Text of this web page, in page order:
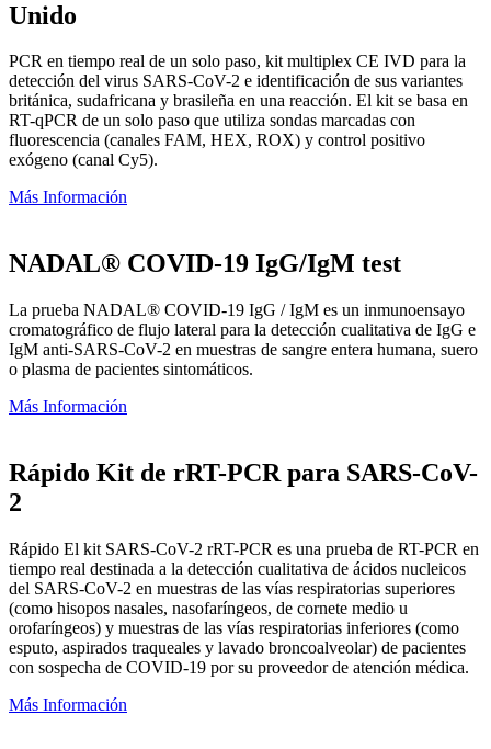
Unido
PCR en tiempo real de un solo paso, kit multiplex CE IVD para la
detección del virus SARS-CoV-2 e identificación de sus variantes
británica, sudafricana y brasileña en una reacción. El kit se basa en
RT-qPCR de un solo paso que utiliza sondas marcadas con
fluorescencia (canales FAM, HEX, ROX) y control positivo
exógeno (canal Cy5).
Más Información
NADAL® COVID-19 IgG/IgM test
La prueba NADAL® COVID-19 IgG / IgM es un inmunoensayo
cromatográfico de flujo lateral para la detección cualitativa de IgG e
IgM anti-SARS-CoV-2 en muestras de sangre entera humana, suero
o plasma de pacientes sintomáticos.
Más Información
Rápido Kit de rRT-PCR para SARS-CoV-
2
Rápido El kit SARS-CoV-2 rRT-PCR es una prueba de RT-PCR en
tiempo real destinada a la detección cualitativa de ácidos nucleicos
del SARS-CoV-2 en muestras de las vías respiratorias superiores
(como hisopos nasales, nasofaríngeos, de cornete medio u
orofaríngeos) y muestras de las vías respiratorias inferiores (como
esputo, aspirados traqueales y lavado broncoalveolar) de pacientes
con sospecha de COVID-19 por su proveedor de atención médica.
Más Información